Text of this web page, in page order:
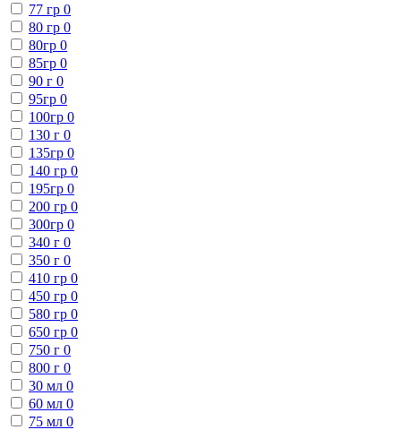
77 гр 0
80 гр 0
80гр 0
85гр 0
90 г 0
95гр 0
100гр 0
130 г 0
135гр 0
140 гр 0
195гр 0
200 гр 0
300гр 0
340 г 0
350 г 0
410 гр 0
450 гр 0
580 гр 0
650 гр 0
750 г 0
800 г 0
30 мл 0
60 мл 0
75 мл 0